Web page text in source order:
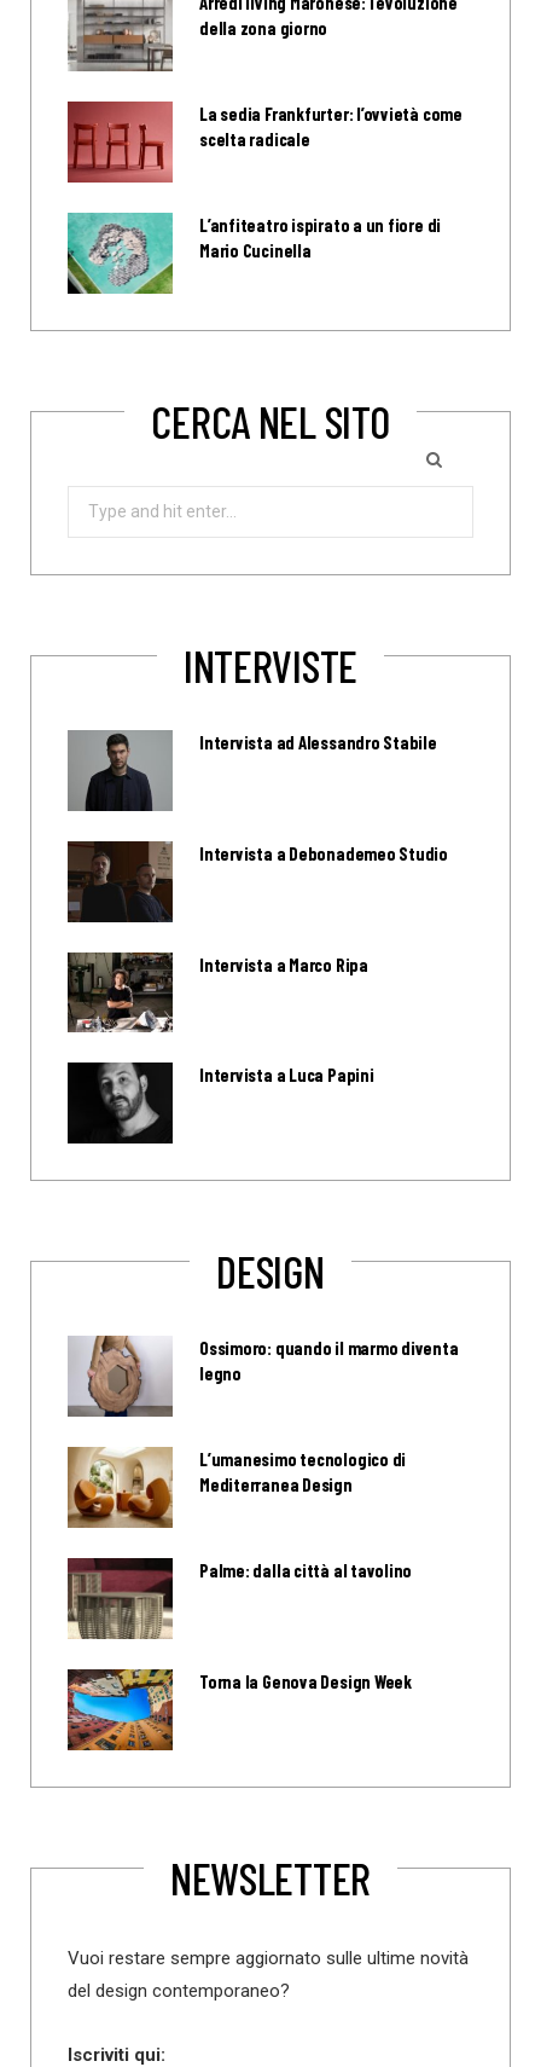
della zona giorno
La sedia Frankfurter: l’ovvietà come
scelta radicale
L’anfiteatro ispirato a un fiore di
Mario Cucinella
CERCA NEL SITO
Search
INTERVISTE
Intervista ad Alessandro Stabile
Intervista a Debonademeo Studio
Intervista a Marco Ripa
Intervista a Luca Papini
DESIGN
Ossimoro: quando il marmo diventa
legno
L’umanesimo tecnologico di
Mediterranea Design
Palme: dalla città al tavolino
Torna la Genova Design Week
NEWSLETTER
Vuoi restare sempre aggiornato sulle ultime novità
del design contemporaneo?
Iscriviti qui: